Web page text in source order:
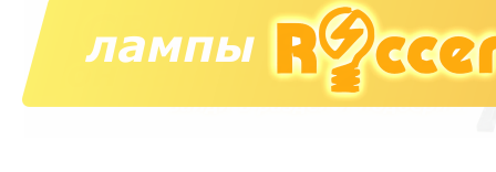
Распродажа Лампы